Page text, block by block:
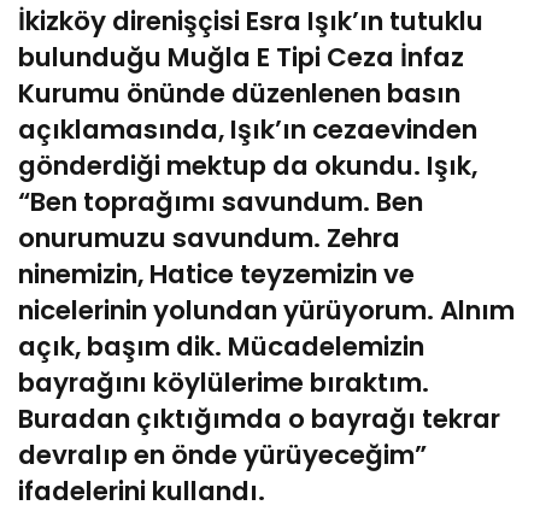
İkizköy direnişçisi Esra Işık’ın tutuklu
bulunduğu Muğla E Tipi Ceza İnfaz
Kurumu önünde düzenlenen basın
açıklamasında, Işık’ın cezaevinden
gönderdiği mektup da okundu. Işık,
“Ben toprağımı savundum. Ben
onurumuzu savundum. Zehra
ninemizin, Hatice teyzemizin ve
nicelerinin yolundan yürüyorum. Alnım
açık, başım dik. Mücadelemizin
bayrağını köylülerime bıraktım.
Buradan çıktığımda o bayrağı tekrar
devralıp en önde yürüyeceğim”
ifadelerini kullandı.